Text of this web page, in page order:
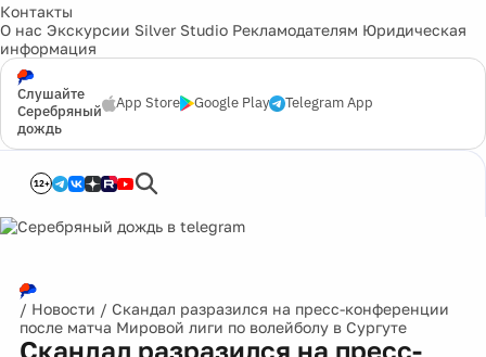
Контакты
О нас Экскурсии Silver Studio Рекламодателям Юридическая
информация
Слушайте
Серебряный
дождь
App Store Google Play Telegram App
12+
/ Новости / Скандал разразился на пресс-конференции
после матча Мировой лиги по волейболу в Сургуте
Скандал разразился на пресс-